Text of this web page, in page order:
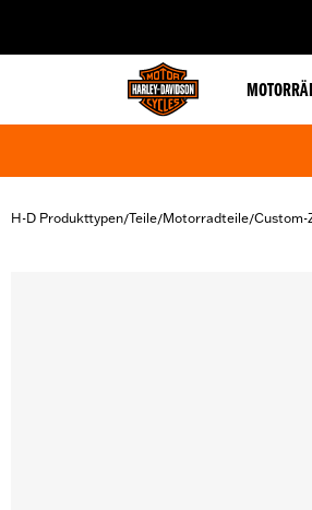
H-D Produkttypen/Teile/Motorradteile/Custom-